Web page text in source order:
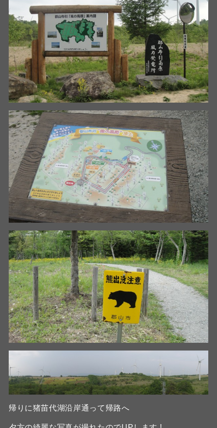
帰りに猪苗代湖沿岸通って帰路へ